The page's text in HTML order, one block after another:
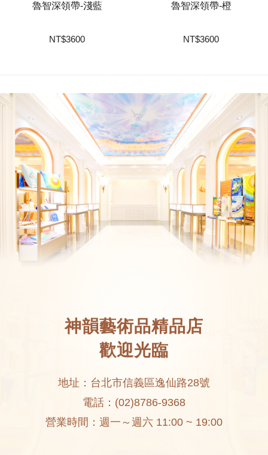
魯智深領帶-淺藍
NT$3600
魯智深領帶-橙
NT$3600
神韻藝術品精品店
歡迎光臨
地址：台北市信義區逸仙路28號
電話：(02)8786-9368
營業時間：週一～週六 11:00 ~ 19:00